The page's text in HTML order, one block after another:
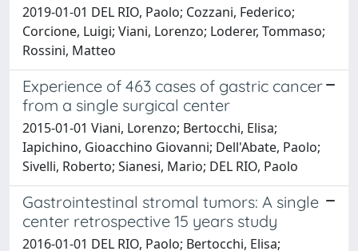
2019-01-01 DEL RIO, Paolo; Cozzani, Federico;
Corcione, Luigi; Viani, Lorenzo; Loderer, Tommaso;
Rossini, Matteo
Experience of 463 cases of gastric cancer
from a single surgical center
2015-01-01 Viani, Lorenzo; Bertocchi, Elisa;
Iapichino, Gioacchino Giovanni; Dell'Abate, Paolo;
Sivelli, Roberto; Sianesi, Mario; DEL RIO, Paolo
Gastrointestinal stromal tumors: A single
center retrospective 15 years study
2016-01-01 DEL RIO, Paolo; Bertocchi, Elisa;